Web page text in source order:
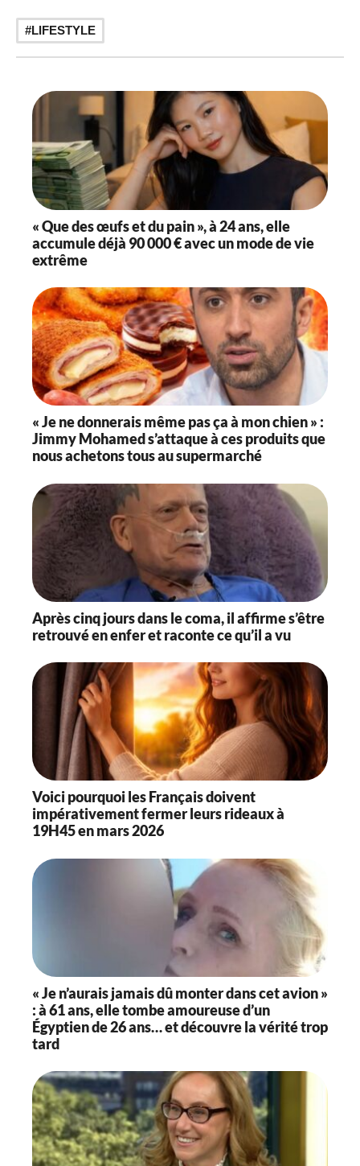
LIFESTYLE
« Que des œufs et du pain », à 24 ans, elle
accumule déjà 90 000 € avec un mode de vie
extrême
« Je ne donnerais même pas ça à mon chien » :
Jimmy Mohamed s’attaque à ces produits que
nous achetons tous au supermarché
Après cinq jours dans le coma, il affirme s’être
retrouvé en enfer et raconte ce qu’il a vu
Voici pourquoi les Français doivent
impérativement fermer leurs rideaux à
19H45 en mars 2026
« Je n’aurais jamais dû monter dans cet avion »
: à 61 ans, elle tombe amoureuse d’un
Égyptien de 26 ans… et découvre la vérité trop
tard